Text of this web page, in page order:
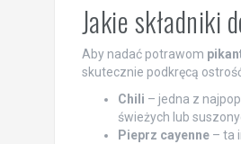
Jakie składniki
Aby nadać potrawom
skutecznie podkręcą
Chili – jedna z
świeżych lub
Pieprz cayenne– ta